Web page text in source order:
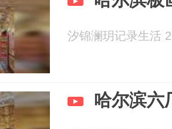
汐锦澜玥记录生活
哈尔滨六